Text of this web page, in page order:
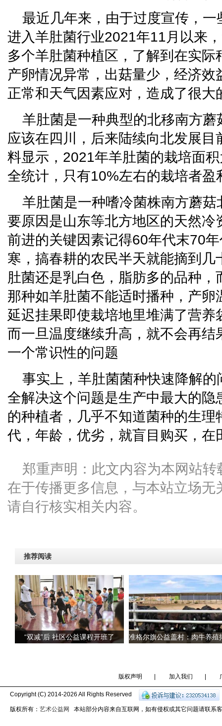
最近几年来，由于过度宣传，
进入羊肚菌行业2021年11月以来
多个羊肚菌种植区，了解到在实际
产卵情况异常，出菇量少，经济效
正常和天气因素应对，造成了很大
羊肚菌是一种典型的北移南方
应该在四川，后来陆续向北发展目
料显示，2021年羊肚菌的栽培面
全统计，只有10%左右的栽培者盈
羊肚菌是一种嗜冷菌株南方蘑
要原因是山东等北方地区的天然冷
前进的关键因素记得60年代末70
寒，搞春耕的农民半天就能摘到几
肚菌还是乳白色，脂肪多的品种
那种如羊肚菌不能适时播种，产卵
延迟挂果即使栽培地里堆满了营养
而一旦温度继续升高，就不会再结
一个常识性的问题
事实上，羊肚菌菌种快速降解
全解决这个问题是生产中最大的隐
的种植者，几乎不知道菌种的生理
代，年龄，优劣，就盲目购买，在
郑重声明：此文内容为本网站
在于传播更多信息，与本站立场无
请自行核实相关内容。
推荐阅读
“双减”后 社区公益课程开班了
版权声明 加入我们
Copyright (C) 2014-2026 All Rights Reserved
版权所有： 艺术公益网 本站部分内容来自互联网，如有侵权或其它问题请联系